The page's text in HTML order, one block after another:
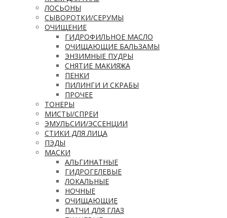
ЛОСЬОНЫ
СЫВОРОТКИ/СЕРУМЫ
ОЧИЩЕНИЕ
ГИДРОФИЛЬНОЕ МАСЛО
ОЧИЩАЮЩИЕ БАЛЬЗАМЫ
ЭНЗИМНЫЕ ПУДРЫ
СНЯТИЕ МАКИЯЖА
ПЕНКИ
ПИЛИНГИ И СКРАБЫ
ПРОЧЕЕ
ТОНЕРЫ
МИСТЫ/СПРЕИ
ЭМУЛЬСИИ/ЭССЕНЦИИ
СТИКИ ДЛЯ ЛИЦА
ПЭДЫ
МАСКИ
АЛЬГИНАТНЫЕ
ГИДРОГЕЛЕВЫЕ
ЛОКАЛЬНЫЕ
НОЧНЫЕ
ОЧИЩАЮЩИЕ
ПАТЧИ ДЛЯ ГЛАЗ